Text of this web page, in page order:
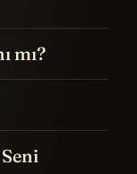
mı?